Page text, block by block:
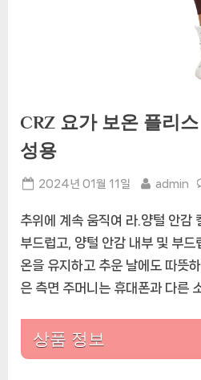
CRZ 요가 보온 플리
성용
Posted
2024년 01월 11일 By
admin
추위에 계속 움직여 라.양털 안감
부드럽고, 양털 안감 내부 및 부드
온을 유지하고 추운 날에도 따뜻
은 측면 주머니는 휴대폰과 다른
상품 정보